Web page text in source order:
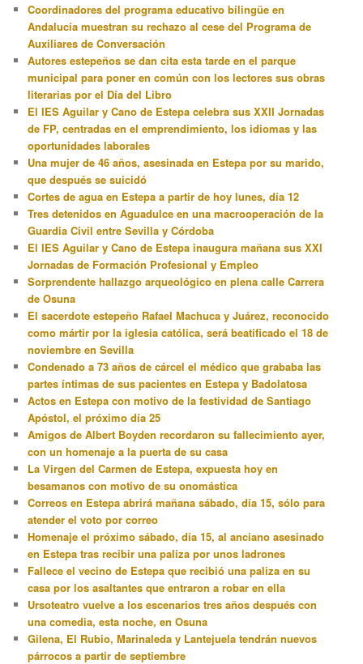
Coordinadores del programa educativo bilingüe en
Andalucía muestran su rechazo al cese del Programa de
Auxiliares de Conversación
Autores estepeños se dan cita esta tarde en el parque
municipal para poner en común con los lectores sus obras
literarias por el Día del Libro
El IES Aguilar y Cano de Estepa celebra sus XXII Jornadas
de FP, centradas en el emprendimiento, los idiomas y las
oportunidades laborales
Una mujer de 46 años, asesinada en Estepa por su marido,
que después se suicidó
Cortes de agua en Estepa a partir de hoy lunes, día 12
Tres detenidos en Aguadulce en una macrooperación de la
Guardia Civil entre Sevilla y Córdoba
El IES Aguilar y Cano de Estepa inaugura mañana sus XXI
Jornadas de Formación Profesional y Empleo
Sorprendente hallazgo arqueológico en plena calle Carrera
de Osuna
El sacerdote estepeño Rafael Machuca y Juárez, reconocido
como mártir por la iglesia católica, será beatificado el 18 de
noviembre en Sevilla
Condenado a 73 años de cárcel el médico que grababa las
partes íntimas de sus pacientes en Estepa y Badolatosa
Actos en Estepa con motivo de la festividad de Santiago
Apóstol, el próximo día 25
Amigos de Albert Boyden recordaron su fallecimiento ayer,
con un homenaje a la puerta de su casa
La Virgen del Carmen de Estepa, expuesta hoy en
besamanos con motivo de su onomástica
Correos en Estepa abrirá mañana sábado, día 15, sólo para
atender el voto por correo
Homenaje el próximo sábado, día 15, al anciano asesinado
en Estepa tras recibir una paliza por unos ladrones
Fallece el vecino de Estepa que recibió una paliza en su
casa por los asaltantes que entraron a robar en ella
Ursoteatro vuelve a los escenarios tres años después con
una comedia, esta noche, en Osuna
Gilena, El Rubio, Marinaleda y Lantejuela tendrán nuevos
párrocos a partir de septiembre